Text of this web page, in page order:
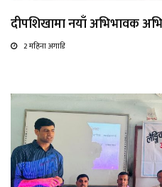
दीपशिखामा नयाँ अभिभावक
2 महिना अगाडि